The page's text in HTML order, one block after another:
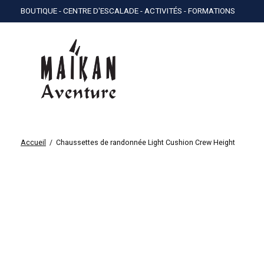
BOUTIQUE - CENTRE D'ESCALADE - ACTIVITÉS - FORMATIONS
Accueil / Chaussettes de randonnée Light Cushion Crew Height